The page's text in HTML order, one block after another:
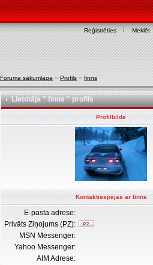
Reģistrēties Meklēt
Foruma sākumlapa » Profils » finns
Lietotāja " finns " profils
Profilbilde
Kontaktiespējas ar finns
E-pasta adrese:
Privāts Ziņojums (PZ):
MSN Messenger:
Yahoo Messenger:
AIM Adrese: